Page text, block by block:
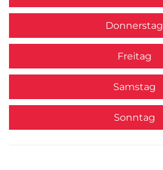
Donnerstag
Freitag
Samstag
Sonntag